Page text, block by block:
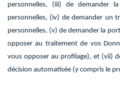
personnelles, (iii) de demander
personnelles, (iv) de demander un
personnelles, (v) de demander la
opposer au traitement de vos
vous opposer au profilage), et (vii)
décision automatisée (y compris le